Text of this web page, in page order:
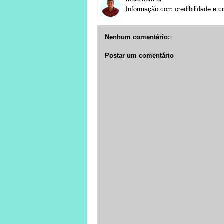
Informação com credibilidade e
Nenhum comentário:
Postar um comentário